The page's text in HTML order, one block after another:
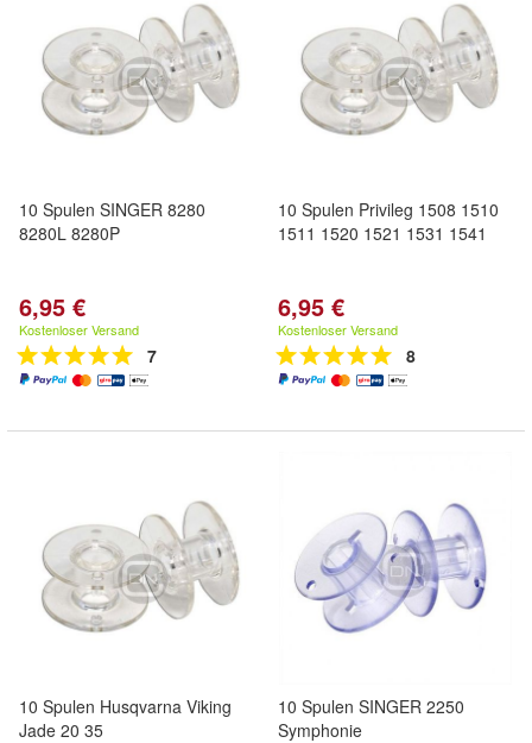
10 Spulen SINGER 8280
8280L 8280P
6,95 €
Kostenloser Versand
7
10 Spulen Privileg 1508 1510
1511 1520 1521 1531 1541
6,95 €
Kostenloser Versand
8
10 Spulen Husqvarna Viking
Jade 20 35
10 Spulen SINGER 2250
Symphonie